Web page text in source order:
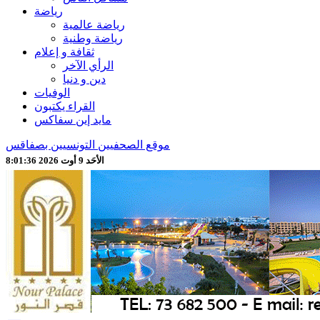
رياضة
رياضة عالمية
رياضة وطنية
ثقافة و إعلام
الرأي الآخر
دين و دنيا
الوفيات
القراء يكتبون
مايد إين سفاكس
موقع الصحفيين التونسيين بصفاقس
الأحَد 9 أوت 2026 8:01:38